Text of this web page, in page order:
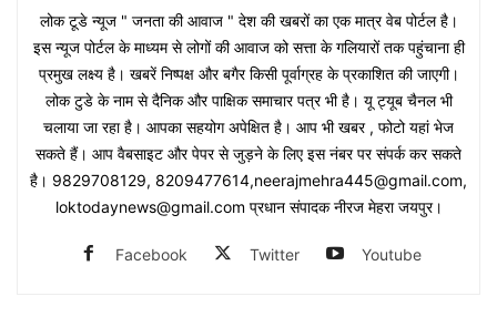
लोक टूडे न्यूज " जनता की आवाज " देश की खबरों का एक मात्र वेब पोर्टल है।
इस न्यूज पोर्टल के माध्यम से लोगों की आवाज को सत्ता के गलियारों तक पहुंचाना ही
प्रमुख लक्ष्य है। खबरें निष्पक्ष और बगैर किसी पूर्वाग्रह के प्रकाशित की जाएगी।
लोक टुडे के नाम से दैनिक और पाक्षिक समाचार पत्र भी है। यू ट्यूब चैनल भी
चलाया जा रहा है। आपका सहयोग अपेक्षित है। आप भी खबर , फोटो यहां भेज
सकते हैं। आप वैबसाइट और पेपर से जुड़ने के लिए इस नंबर पर संपर्क कर सकते
है। 9829708129, 8209477614,neerajmehra445@gmail.com,
loktodaynews@gmail.com प्रधान संपादक नीरज मेहरा जयपुर।
Facebook Twitter Youtube